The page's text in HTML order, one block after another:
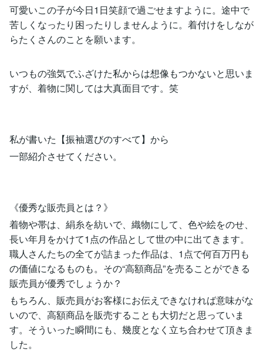
可愛いこの子が今日1日笑顔で過ごせますように。途中で
苦しくなったり困ったりしませんように。着付けをしなが
らたくさんのことを願います。
いつもの強気でふざけた私からは想像もつかないと思いま
すが、着物に関しては大真面目です。笑
私が書いた【振袖選びのすべて】から
一部紹介させてください。
《優秀な販売員とは？》
着物や帯は、絹糸を紡いで、織物にして、色や絵をのせ、
長い年月をかけて1点の作品として世の中に出てきます。
職人さんたちの全てが詰まった作品は、1点で何百万円も
の価値になるものも。その“高額商品”を売ることができる
販売員が優秀でしょうか？
もちろん、販売員がお客様にお伝えできなければ意味がな
いので、高額商品を販売することも大切だと思っていま
す。そういった瞬間にも、幾度となく立ち合わせて頂きま
した。